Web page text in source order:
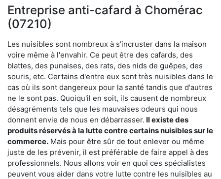
Entreprise anti-cafard à Chomérac
(07210)
Les nuisibles sont nombreux à s'incruster dans la maison
voire même à l'envahir. Ce peut être des cafards, des
blattes, des punaises, des rats, des nids de guêpes, des
souris, etc. Certains d'entre eux sont très nuisibles dans le
cas où ils sont dangereux pour la santé tandis que d'autres
ne le sont pas. Quoiqu'il en soit, ils causent de nombreux
désagréments tels que les mauvaises odeurs qui nous
donnent envie de nous en débarrasser. Il existe des
produits réservés à la lutte contre certains nuisibles sur le
commerce. Mais pour être sûr de tout enlever ou même
juste de les prévenir, il est préférable de faire appel à des
professionnels. Nous allons voir en quoi ces spécialistes
peuvent vous aider dans votre lutte contre les nuisibles au